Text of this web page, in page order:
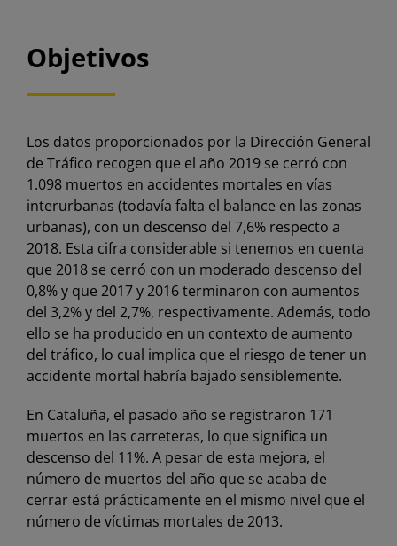
Objetivos
Los datos proporcionados por la Dirección General
de Tráfico recogen que el año 2019 se cerró con
1.098 muertos en accidentes mortales en vías
interurbanas (todavía falta el balance en las zonas
urbanas), con un descenso del 7,6% respecto a
2018. Esta cifra considerable si tenemos en cuenta
que 2018 se cerró con un moderado descenso del
0,8% y que 2017 y 2016 terminaron con aumentos
del 3,2% y del 2,7%, respectivamente. Además, todo
ello se ha producido en un contexto de aumento
del tráfico, lo cual implica que el riesgo de tener un
accidente mortal habría bajado sensiblemente.
En Cataluña, el pasado año se registraron 171
muertos en las carreteras, lo que significa un
descenso del 11%. A pesar de esta mejora, el
número de muertos del año que se acaba de
cerrar está prácticamente en el mismo nivel que el
número de víctimas mortales de 2013.